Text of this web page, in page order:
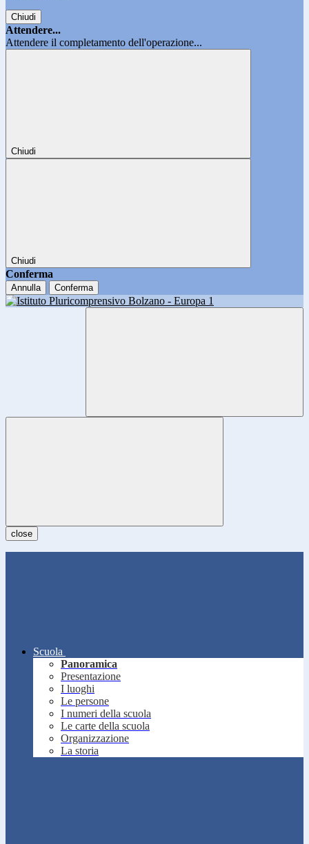
Chiudi
Attendere...
Attendere il completamento dell'operazione...
Chiudi
Chiudi
Conferma
Annulla Conferma
close
Scuola
Panoramica
Presentazione
I luoghi
Le persone
I numeri della scuola
Le carte della scuola
Organizzazione
La storia